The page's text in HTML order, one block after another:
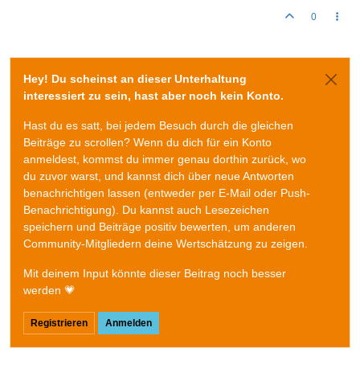
0
Hey! Du scheinst an dieser Unterhaltung
interessiert zu sein, hast aber noch kein Konto.
Hast du es satt, bei jedem Besuch durch die gleichen
Beiträge zu scrollen? Wenn du dich für ein Konto
anmeldest, kommst du immer genau dorthin zurück, wo
du zuvor warst, und kannst dich über neue Antworten
benachrichtigen lassen (entweder per E-Mail oder Push-
Benachrichtigung). Du kannst auch Lesezeichen
speichern und Beiträge positiv bewerten, um anderen
Community-Mitgliedern deine Wertschätzung zu zeigen.
Mit deinem Input könnte dieser Beitrag noch besser
werden 💗
Registrieren Anmelden